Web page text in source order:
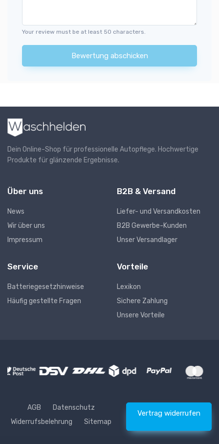
Your review must be at least 50 characters.
Bewertung abschicken
Dein Online-Shop für professionelle Autopflege. Hochwertige
Produkte für glänzende Ergebnisse.
Über uns
News
Wir über uns
Impressum
B2B & Versand
Liefer- und Versandkosten
B2B Gewerbe-Kunden
Unser Versandlager
Service
Batteriegesetzhinweise
Häufig gestellte Fragen
Vorteile
Lexikon
Sichere Zahlung
Unsere Vorteile
AGB
Datenschutz
Widerrufsbelehrung
Sitemap
Vertrag widerrufen